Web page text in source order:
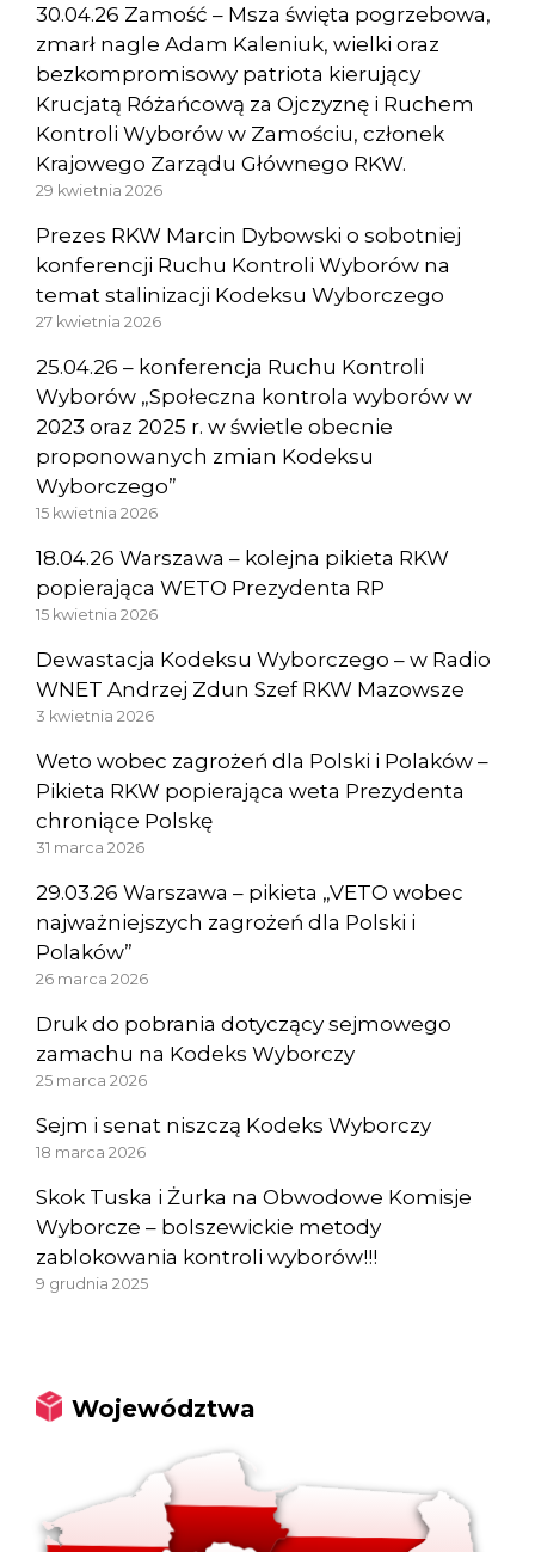
30.04.26 Zamość – Msza święta pogrzebowa,
zmarł nagle Adam Kaleniuk, wielki oraz
bezkompromisowy patriota kierujący
Krucjatą Różańcową za Ojczyznę i Ruchem
Kontroli Wyborów w Zamościu, członek
Krajowego Zarządu Głównego RKW.
29 kwietnia 2026
Prezes RKW Marcin Dybowski o sobotniej
konferencji Ruchu Kontroli Wyborów na
temat stalinizacji Kodeksu Wyborczego
27 kwietnia 2026
25.04.26 – konferencja Ruchu Kontroli
Wyborów „Społeczna kontrola wyborów w
2023 oraz 2025 r. w świetle obecnie
proponowanych zmian Kodeksu
Wyborczego”
15 kwietnia 2026
18.04.26 Warszawa – kolejna pikieta RKW
popierająca WETO Prezydenta RP
15 kwietnia 2026
Dewastacja Kodeksu Wyborczego – w Radio
WNET Andrzej Zdun Szef RKW Mazowsze
3 kwietnia 2026
Weto wobec zagrożeń dla Polski i Polaków –
Pikieta RKW popierająca weta Prezydenta
chroniące Polskę
31 marca 2026
29.03.26 Warszawa – pikieta „VETO wobec
najważniejszych zagrożeń dla Polski i
Polaków”
26 marca 2026
Druk do pobrania dotyczący sejmowego
zamachu na Kodeks Wyborczy
25 marca 2026
Sejm i senat niszczą Kodeks Wyborczy
18 marca 2026
Skok Tuska i Żurka na Obwodowe Komisje
Wyborcze – bolszewickie metody
zablokowania kontroli wyborów!!!
9 grudnia 2025
Województwa